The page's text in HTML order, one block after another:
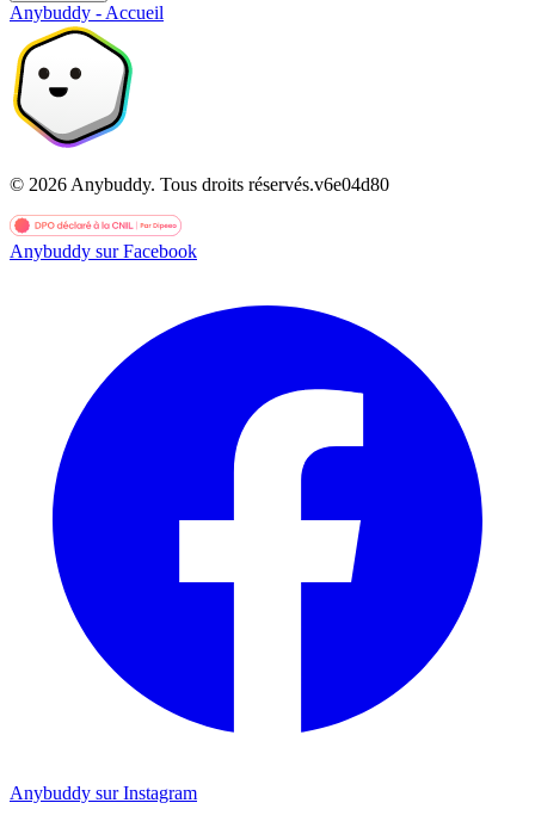
Anybuddy - Accueil
© 2026 Anybuddy. Tous droits réservés.v6e04d80
Anybuddy sur Facebook
Anybuddy sur Instagram